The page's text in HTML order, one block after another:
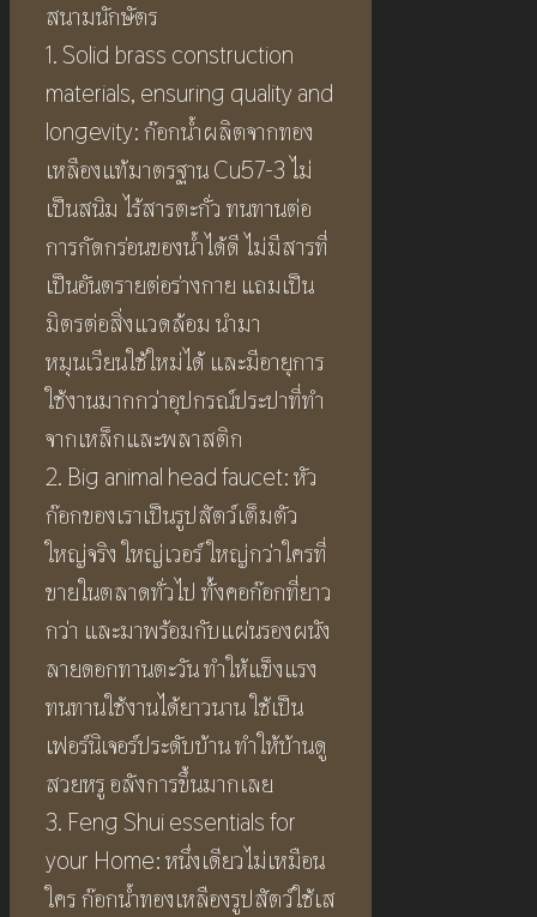
สนามนักษัตร
1. Solid brass construction
materials, ensuring quality and
longevity: ก๊อกน้ำผลิตจากทอง
เหลืองแท้มาตรฐาน Cu57-3 ไม่
เป็นสนิม ไร้สารตะกั่ว ทนทานต่อ
การกัดกร่อนของน้ำได้ดี ไม่มีสารที่
เป็นอันตรายต่อร่างกาย แถมเป็น
มิตรต่อสิ่งแวดล้อม นำมา
หมุนเวียนใช้ใหม่ได้ และมีอายุการ
ใช้งานมากกว่าอุปกรณ์ประปาที่ทำ
จากเหล็กและพลาสติก
2. Big animal head faucet: หัว
ก๊อกของเราเป็นรูปสัตว์เต็มตัว
ใหญ่จริง ใหญ่เวอร์ ใหญ่กว่าใครที่
ขายในตลาดทั่วไป ทั้งคอก๊อกที่ยาว
กว่า และมาพร้อมกับแผ่นรองผนัง
ลายดอกทานตะวัน ทำให้แข็งแรง
ทนทานใช้งานได้ยาวนาน ใช้เป็น
เฟอร์นิเจอร์ประดับบ้าน ทำให้บ้านดู
สวยหรู อลังการขึ้นมากเลย
3. Feng Shui essentials for
your Home: หนึ่งเดียวไม่เหมือน
ใคร ก๊อกน้ำทองเหลืองรูปสัตว์ใช้เส